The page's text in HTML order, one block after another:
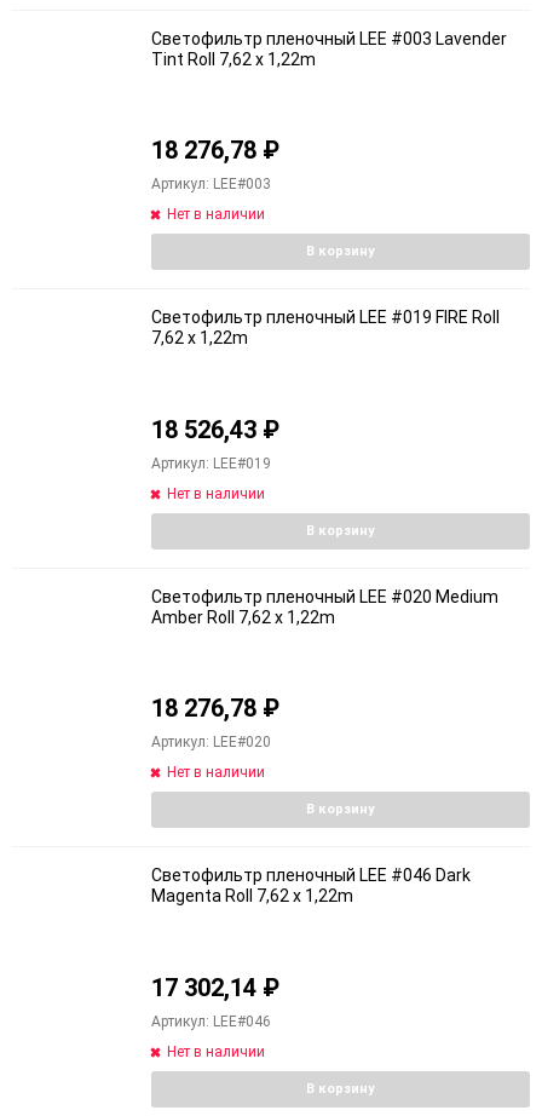
Светофильтр пленочный LEE #003 Lavender
Tint Roll 7,62 x 1,22m
18 276,78 ₽
Артикул: LEE#003
Нет в наличии
В корзину
Светофильтр пленочный LEE #019 FIRE Roll
7,62 x 1,22m
18 526,43 ₽
Артикул: LEE#019
Нет в наличии
В корзину
Светофильтр пленочный LEE #020 Medium
Amber Roll 7,62 x 1,22m
18 276,78 ₽
Артикул: LEE#020
Нет в наличии
В корзину
Светофильтр пленочный LEE #046 Dark
Magenta Roll 7,62 x 1,22m
17 302,14 ₽
Артикул: LEE#046
Нет в наличии
В корзину